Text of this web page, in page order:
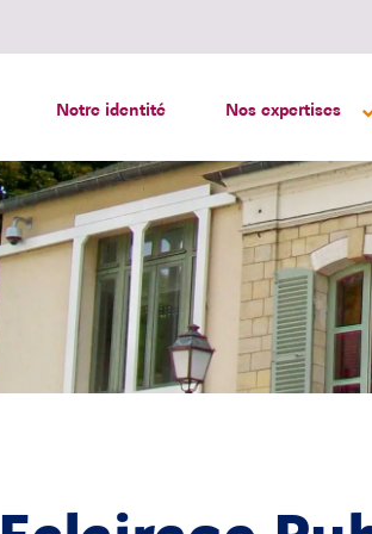
Notre identité Nos expertises